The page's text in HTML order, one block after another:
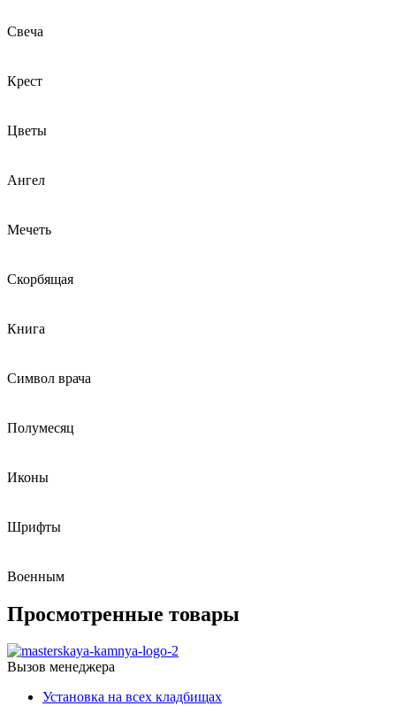
Свеча
Крест
Цветы
Ангел
Мечеть
Скорбящая
Книга
Символ врача
Полумесяц
Иконы
Шрифты
Военным
Просмотренные товары
Вызов менеджера
Установка на всех кладбищах